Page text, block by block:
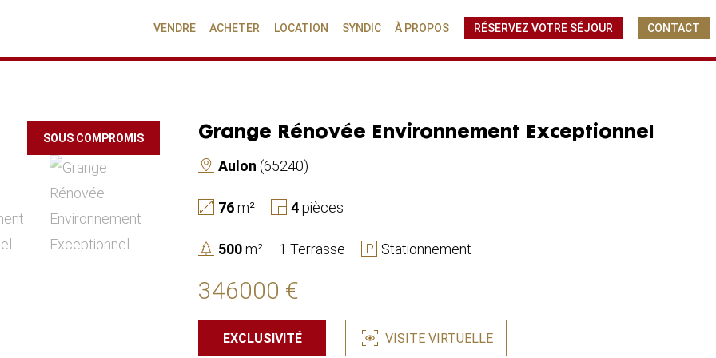
VENDRE ACHETER LOCATION SYNDIC À PROPOS RÉSERVEZ VOTRE SÉJOUR CONTACT
SOUS COMPROMIS
Grange Rénovée Environnement Exceptionnel
Aulon (65240)
76m² 4pièces
500m² 1 Terrasse Stationnement
346000 €
EXCLUSIVITÉ VISITE VIRTUELLE